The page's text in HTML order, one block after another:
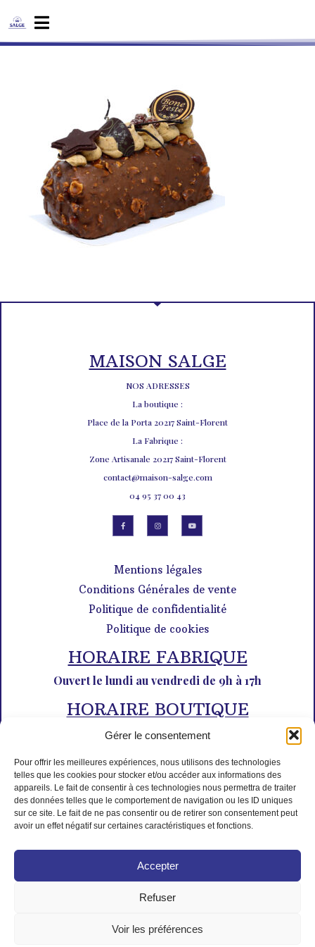
Gérer le consentement
Pour offrir les meilleures expériences, nous utilisons des technologies
telles que les cookies pour stocker et/ou accéder aux informations des
appareils. Le fait de consentir à ces technologies nous permettra de traiter
des données telles que le comportement de navigation ou les ID uniques
sur ce site. Le fait de ne pas consentir ou de retirer son consentement peut
avoir un effet négatif sur certaines caractéristiques et fonctions.
Accepter
Refuser
Voir les préférences
MAISON SALGE
NOS ADRESSES
La boutique :
Place de la Porta 20217 Saint-Florent
La Fabrique :
Zone Artisanale 20217 Saint-Florent
contact@maison-salge.com
04 95 37 00 43
Mentions légales
Conditions Générales de vente
Politique de confidentialité
Politique de cookies
HORAIRE FABRIQUE
Ouvert le lundi au vendredi de 9h à 17h
HORAIRE BOUTIQUE
Du lundi au dimanche de 10h à 12h30 et de 14h30 à 18h30
© Tous droits réservés L'Isle aux desserts